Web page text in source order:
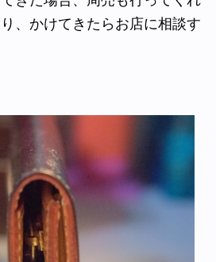
、かけてきたらお店に相談す